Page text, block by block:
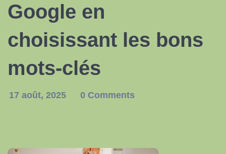
Google en
choisissant les bons
mots-clés
17 août, 2025 0 Comments